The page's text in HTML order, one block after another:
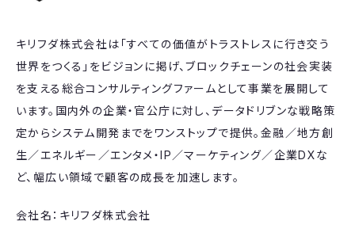
キリフダ株式会社は「すべての価値がトラストレスに行き交う
世界をつくる」をビジョンに掲げ、ブロックチェーンの社会実装
を支える総合コンサルティングファームとして事業を展開して
います。国内外の企業・官公庁に対し、データドリブンな戦略策
定からシステム開発までをワンストップで提供。金融／地方創
生／エネルギー／エンタメ・IP／マーケティング／企業DXな
ど、幅広い領域で顧客の成長を加速します。
会社名：キリフダ株式会社